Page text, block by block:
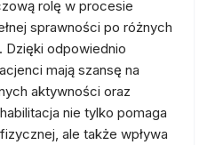
rolę w procesie
sprawności po różnych
Dzięki odpowiednio
mają szansę na
aktywności oraz
nie tylko pomaga
ale także wpływa